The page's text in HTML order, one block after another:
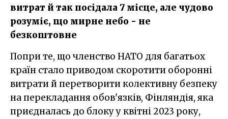
витрат й так посідала 7 місце, але чудово
розуміє, що мирне небо - не
безкоштовне
Попри те, що членство НАТО для багатьох
країн стало приводом скоротити оборонні
витрати й перетворити колективну безпеку
на перекладання обов'язків, Фінляндія, яка
приєдналась до блоку у квітні 2023 року,